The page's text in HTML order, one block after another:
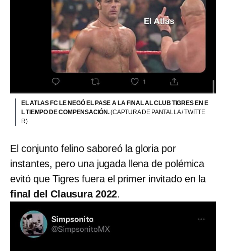
EL ATLAS FC LE NEGÓ EL PASE A LA FINAL AL CLUB TIGRES EN E
L TIEMPO DE COMPENSACIÓN.(CAPTURA DE PANTALLA / TWITTE
R)
El conjunto felino saboreó la gloria por
instantes, pero una jugada llena de polémica
evitó que Tigres fuera el primer invitado en la
final del Clausura 2022.